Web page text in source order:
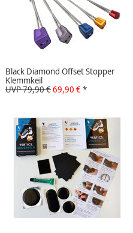
Black Diamond Offset Stopper
Klemmkeil
UVP 79,90 €69,90 €*